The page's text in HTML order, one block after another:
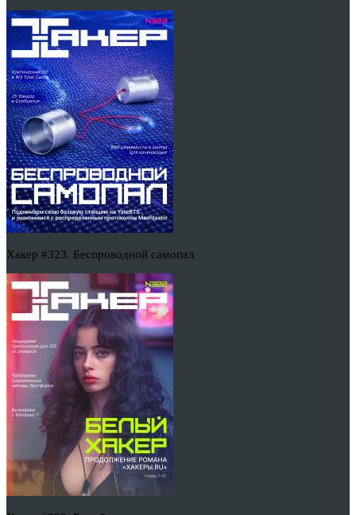
Хакер #323. Беспроводной самопал